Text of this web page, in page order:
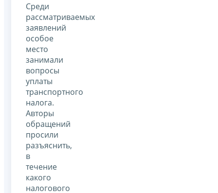
Среди
рассматриваемых
заявлений
особое
место
занимали
вопросы
уплаты
транспортного
налога.
Авторы
обращений
просили
разъяснить,
в
течение
какого
налогового